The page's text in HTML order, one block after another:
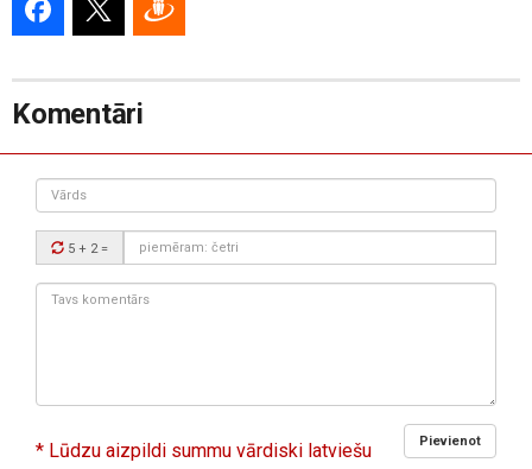
Komentāri
Vārds
Drošības
kods:
5 + 2=
Tavs
Pievienot
* Lūdzu aizpildi summu vārdiski latviešu